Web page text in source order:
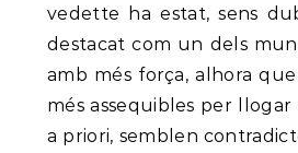
vedette ha estat, sens
destacat com un dels
amb més força, alhora
més assequibles per
a priori, semblen